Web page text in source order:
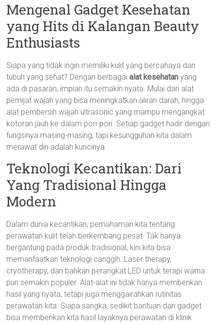
Mengenal Gadget Kesehatan
yang Hits di Kalangan Beauty
Enthusiasts
Siapa yang tidak ingin memiliki kulit yang bercahaya dan
tubuh yang sehat? Dengan berbagaialat kesehatan yang
ada di pasaran, impian itu semakin nyata. Mulai dari alat
pemijat wajah yang bisa meningkatkan aliran darah, hingga
alat pembersih wajah ultrasonic yang mampu mengangkat
kotoran jauh ke dalam pori-pori. Setiap gadget hadir dengan
fungsinya masing-masing, tapi kesungguhan kita dalam
merawat diri adalah kuncinya.
Teknologi Kecantikan: Dari
Yang Tradisional Hingga
Modern
Dalam dunia kecantikan, pemahaman kita tentang
perawatan kulit telah berkembang pesat. Tak hanya
bergantung pada produk tradisional, kini kita bisa
memanfaatkan teknologi canggih. Laser therapy,
cryotherapy, dan bahkan perangkat LED untuk terapi warna
pun semakin populer. Alat-alat ini tidak hanya memberikan
hasil yang nyata, tetapi juga menggairahkan rutinitas
perawatan kita. Siapa sangka, sedikit bantuan dari gadget
bisa memberikan kita hasil layaknya perawatan di klinik